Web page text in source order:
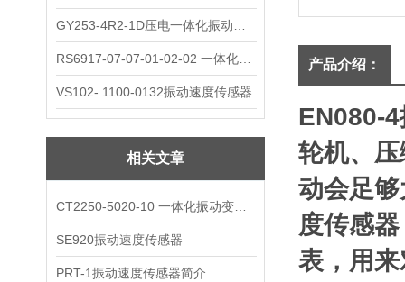
VS102- 1100-0132振动速度传感器
相关文章
SE920振动速度传感器
PRT-1振动速度传感器简介
产品介绍：
EN080-
轮机、
动会足
度传感
表，用